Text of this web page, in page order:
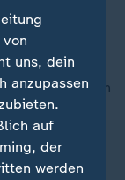
nach oben
uns, dein
anzupassen
auf
der
werden